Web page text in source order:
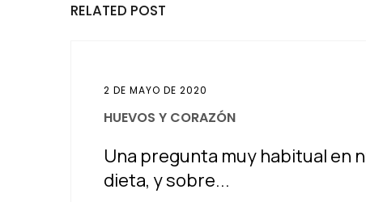
RELATED POST
2 DE MAYO DE 2020
HUEVOS Y CORAZÓN
Una pregunta muy habitual en
dieta, y sobre...